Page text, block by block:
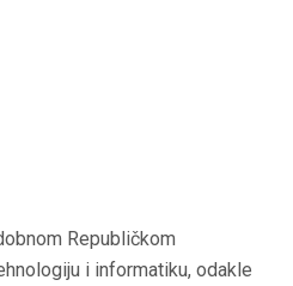
Republičkom
i informatiku, odakle